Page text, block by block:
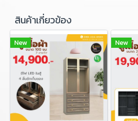
สินค้าเกี่ยวข้อง
New New